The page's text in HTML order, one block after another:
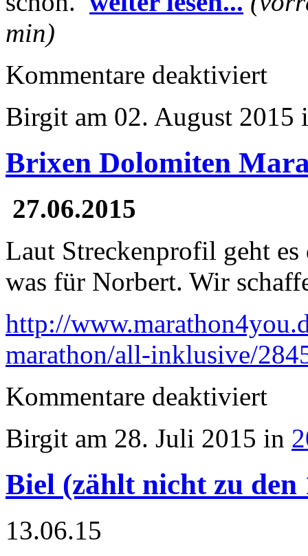
min)
Kommentare deaktiviert
Birgit am 02. August
Brixen Dolomiten
27.06.2015
Laut Streckenprofil geht
was für Norbert. Wir
http://
marathon/all-inklusive/
Kommentare deaktiviert
Birgit am 28. Juli 2015 in
Biel (zählt nicht zu den
13.06.15